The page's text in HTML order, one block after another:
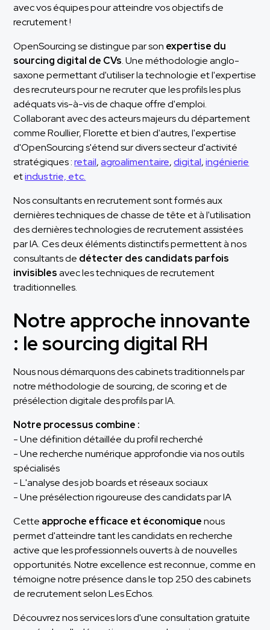
avec vos équipes pour atteindre vos objectifs de
recrutement !
OpenSourcing se distingue par son expertise du
sourcing digital de CVs. Une méthodologie anglo-
saxone permettant d'utiliser la technologie et l'expertise
des recruteurs pour ne recruter que les profils les plus
adéquats vis-à-vis de chaque offre d'emploi.
Collaborant avec des acteurs majeurs du département
comme Roullier, Florette et bien d'autres, l'expertise
d'OpenSourcing s'étend sur divers secteur d'activité
stratégiques :retail,agroalimentaire,digital,ingénierie
etindustrie, etc.
Nos consultants en recrutement sont formés aux
dernières techniques de chasse de tête et à l'utilisation
des dernières technologies de recrutement assistées
par IA. Ces deux éléments distinctifs permettent à nos
consultants de détecter des candidats parfois
invisiblesavec les techniques de recrutement
traditionnelles.
Notre approche innovante
: le sourcing digital RH
Nous nous démarquons des cabinets traditionnels par
notre méthodologie de sourcing, de scoring et de
présélection digitale des profils par IA.
Notre processus combine :
- Une définition détaillée du profil recherché
- Une recherche numérique approfondie via nos outils
spécialisés
- L'analyse des job boards et réseaux sociaux
- Une présélection rigoureuse des candidats par IA
Cette approche efficace et économiquenous
permet d'atteindre tant les candidats en recherche
active que les professionnels ouverts à de nouvelles
opportunités. Notre excellence est reconnue, comme en
témoigne notre présence dans le top 250 des cabinets
de recrutement selon Les Echos.
Découvrez nos services lors d'une consultation gratuite